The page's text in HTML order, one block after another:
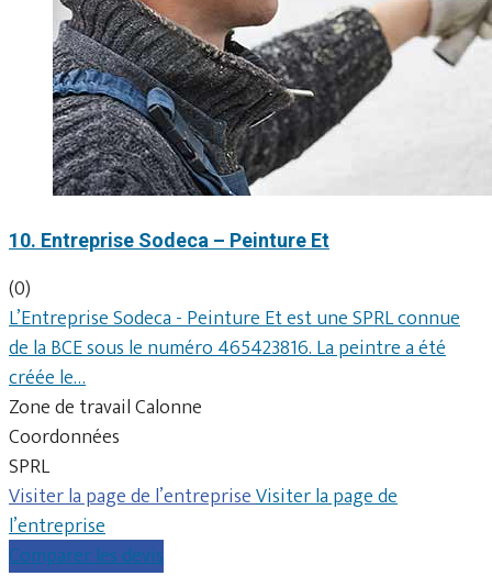
10. Entreprise Sodeca – Peinture Et
(0)
L’Entreprise Sodeca - Peinture Et est une SPRL connue
de la BCE sous le numéro 465423816. La peintre a été
créée le…
Zone de travail Calonne
Coordonnées
SPRL
Visiter la page de l’entrepriseVisiter la page de
l’entreprise
Comparer les devis